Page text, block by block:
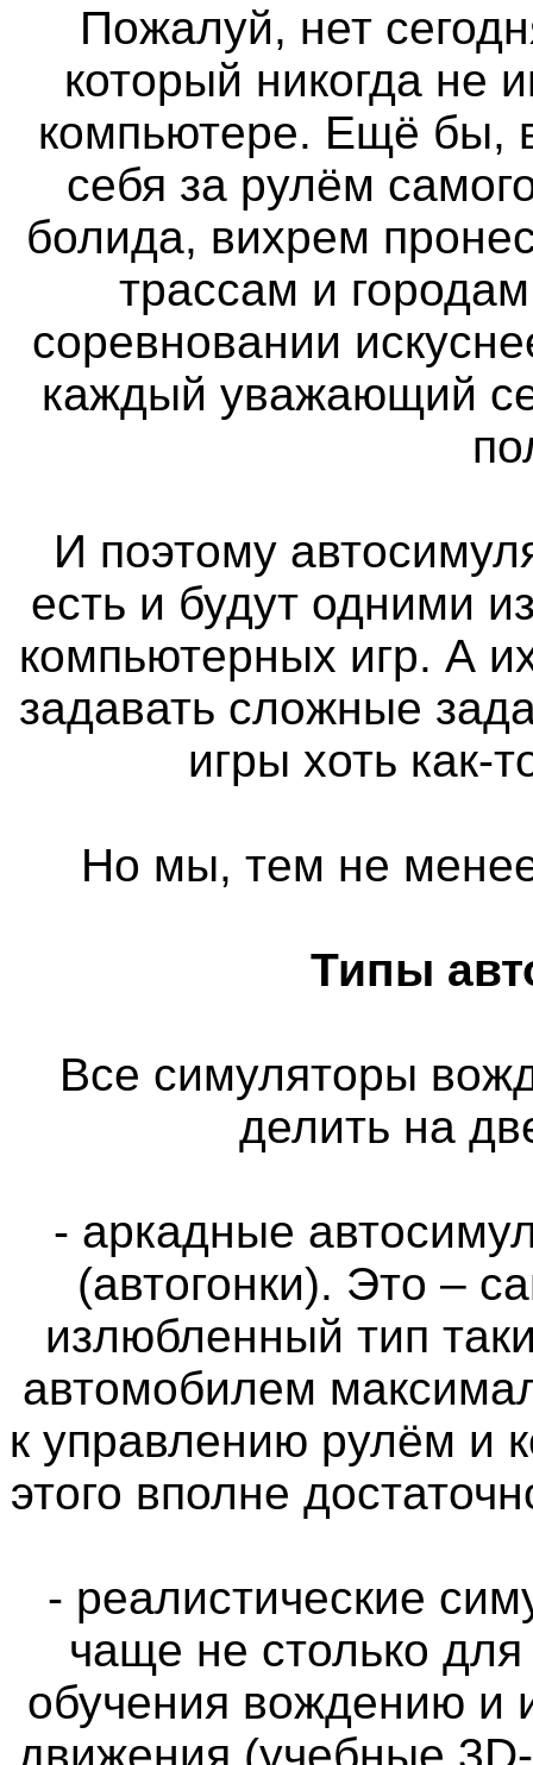
Пожалуй, нет
который никогда не
компьютере. Ещё бы,
себя за рулём
болида, вихрем
трассам и
соревновании
каждый уважающий
И поэтому
есть и будут одними
компьютерных игр. А
задавать сложные
игры хоть как-
Но мы, тем не
Типы
Все симуляторы
делить на
- аркадные
(автогонки). Это –
излюбленный тип
автомобилем
к управлению рулём и
этого вполне
- реалистические
чаще не столько
обучения вождению и
движения (учебные